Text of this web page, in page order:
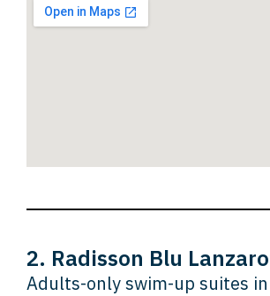
2. Radisson Blu
Adults-only swim-up suites in